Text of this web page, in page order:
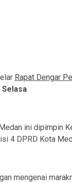
Rapat Dengar
Selasa
ini dipimpin
4 DPRD Kota
mengenai